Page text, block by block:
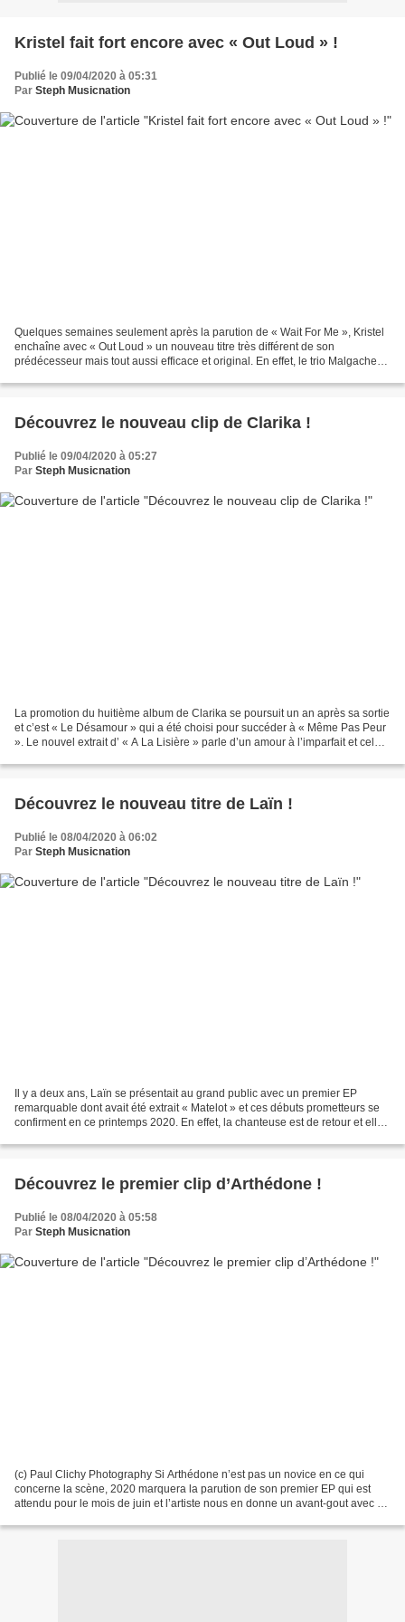
Kristel fait fort encore avec « Out Loud » !
Publié le 09/04/2020 à 05:31
Par Steph Musicnation
Quelques semaines seulement après la parution de « Wait For Me », Kristel
enchaîne avec « Out Loud » un nouveau titre très différent de son
prédécesseur mais tout aussi efficace et original. En effet, le trio Malgache
Découvrez le nouveau clip de Clarika !
Publié le 09/04/2020 à 05:27
Par Steph Musicnation
La promotion du huitième album de Clarika se poursuit un an après sa sortie
et c’est « Le Désamour » qui a été choisi pour succéder à « Même Pas Peur
». Le nouvel extrait d’ « A La Lisière » parle d’un amour à l’imparfait et cela a
Découvrez le nouveau titre de Laïn !
Publié le 08/04/2020 à 06:02
Par Steph Musicnation
Il y a deux ans, Laïn se présentait au grand public avec un premier EP
remarquable dont avait été extrait « Matelot » et ces débuts prometteurs se
confirment en ce printemps 2020. En effet, la chanteuse est de retour et elle
Découvrez le premier clip d’Arthédone !
Publié le 08/04/2020 à 05:58
Par Steph Musicnation
(c) Paul Clichy Photography Si Arthédone n’est pas un novice en ce qui
concerne la scène, 2020 marquera la parution de son premier EP qui est
attendu pour le mois de juin et l’artiste nous en donne un avant-gout avec un